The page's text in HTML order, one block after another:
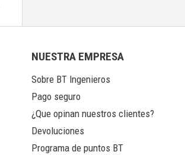
NUESTRA EMPRESA
Sobre BT Ingenieros
Pago seguro
¿Que opinan nuestros clientes?
Devoluciones
Programa de puntos BT